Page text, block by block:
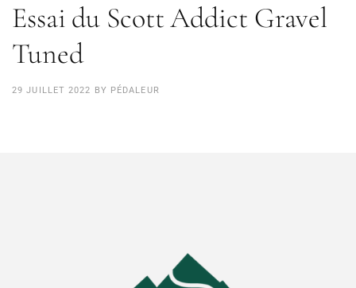
Essai du Scott Addict Gravel
Tuned
29 JUILLET 2022 BY PÉDALEUR